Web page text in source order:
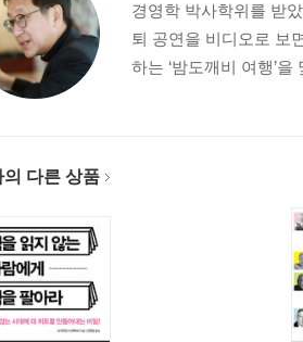
경영학 박사학위를 받
퇴 공연을 비디오로 보
하는 ‘밤도깨비 여행’
의 다른 상품